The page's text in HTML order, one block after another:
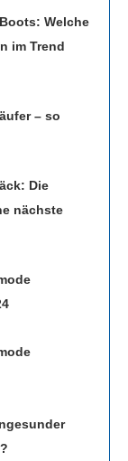
Welche
im Trend
– so
Die
nächste